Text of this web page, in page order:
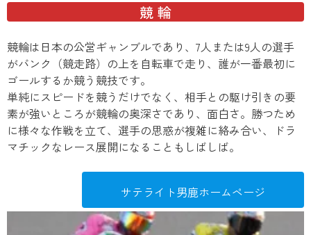
競 輪
競輪は日本の公営ギャンブルであり、7人または9人の選手
がバンク（競走路）の上を自転車で走り、誰が一番最初に
ゴールするか競う競技です。
単純にスピードを競うだけでなく、相手との駆け引きの要
素が強いところが競輪の奥深さであり、面白さ。勝つため
に様々な作戦を立て、選手の思惑が複雑に絡み合い、ドラ
マチックなレース展開になることもしばしば。
サテライト男鹿ホームページ